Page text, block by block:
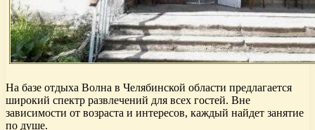
На базе отдыха Волна в Челябинской области предлагается
широкий спектр развлечений для всех гостей. Вне
зависимости от возраста и интересов, каждый найдет занятие
по душе.